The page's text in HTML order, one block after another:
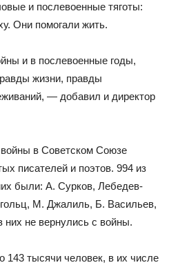
и послевоенные тяготы:
Они помогали жить.
и в послевоенные годы,
жизни, правды
— добавил и директор
в Советском Союзе
писателей и поэтов. 994 из
были: А. Сурков, Лебедев-
М. Джалиль, Б. Васильев,
не вернулись с войны.
143 тысячи человек, в их числе